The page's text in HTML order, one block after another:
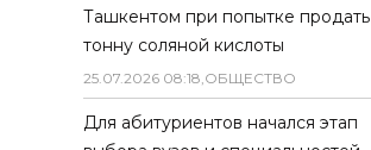
Ташкентом при попытке продать
тонну соляной кислоты
25.07.2026 08:18,ОБЩЕСТВО
Для абитуриентов начался этап